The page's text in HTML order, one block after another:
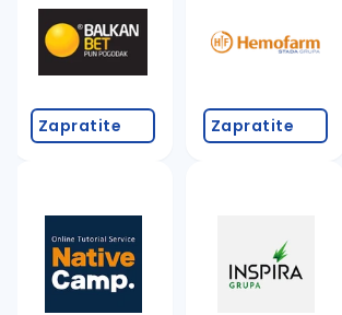
Zapratite Zapratite